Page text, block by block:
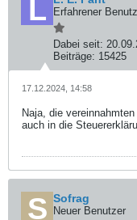
Erfahrener
Dabei seit:
Beiträge: 15425
17.12.2024, 14:58
Naja, die
auch in die
Sofrag
Neuer Benutzer